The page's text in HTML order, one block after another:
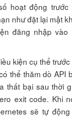
hoạt động trước
như đặt lại mật
đăng nhập vào
kiện cụ thể trước
thể thăm dò API
thất bại sau thời
exit code. Khi
sẽ tự động